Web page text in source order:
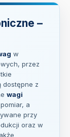
–
w
przez
dostępne z
wagi
a
przy
oraz w